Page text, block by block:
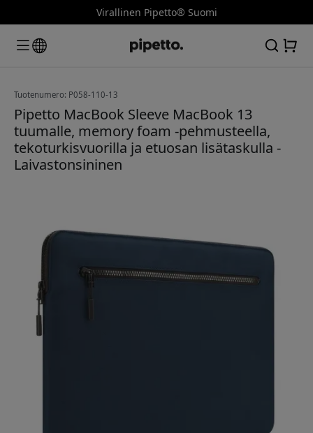
Virallinen Pipetto® Suomi
Tuotenumero: P058-110-13
Pipetto MacBook Sleeve MacBook 13
tuumalle, memory foam -pehmusteella,
tekoturkisvuorilla ja etuosan lisätaskulla -
Laivastonsininen